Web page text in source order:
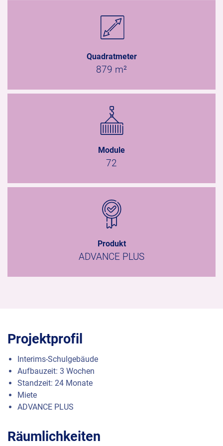
Quadratmeter
879 m²
Module
72
Produkt
ADVANCE PLUS
Projektprofil
Interims-Schulgebäude
Aufbauzeit: 3 Wochen
Standzeit: 24 Monate
Miete
ADVANCE PLUS
Räumlichkeiten